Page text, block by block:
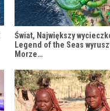
Świat, Największy
Legend of the Seas
Morze…